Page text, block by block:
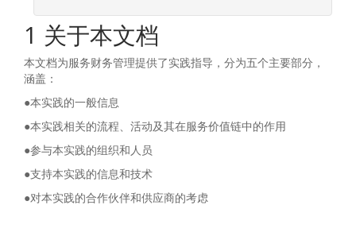
1 关于本文档
本文档为服务财务管理提供了实践指导，分为五个主要部分，
涵盖：
●本实践的一般信息
●本实践相关的流程、活动及其在服务价值链中的作用
●参与本实践的组织和人员
●支持本实践的信息和技术
●对本实践的合作伙伴和供应商的考虑